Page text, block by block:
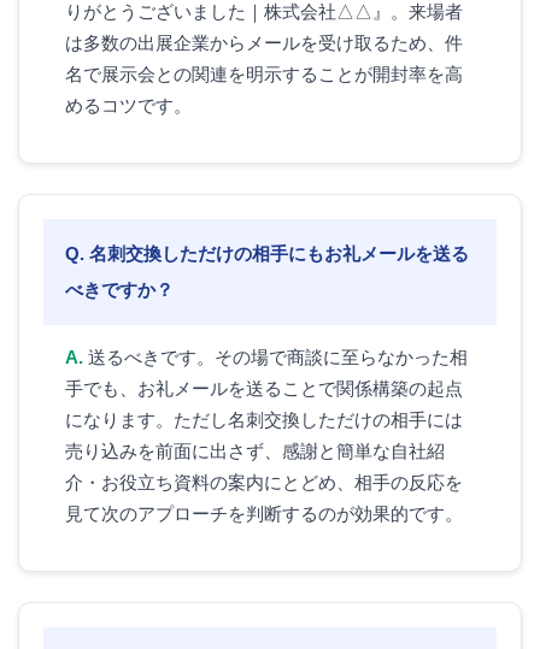
りがとうございました｜株式会社△△』。来場者
は多数の出展企業からメールを受け取るため、件
名で展示会との関連を明示することが開封率を高
めるコツです。
名刺交換しただけの相手にもお礼メールを送る
べきですか？
送るべきです。その場で商談に至らなかった相
手でも、お礼メールを送ることで関係構築の起点
になります。ただし名刺交換しただけの相手には
売り込みを前面に出さず、感謝と簡単な自社紹
介・お役立ち資料の案内にとどめ、相手の反応を
見て次のアプローチを判断するのが効果的です。